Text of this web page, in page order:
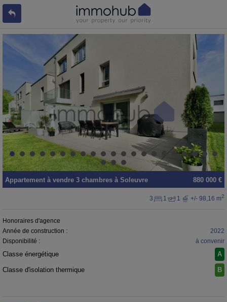
880 000 €
Appartement à vendre 3 chambres à Soleuvre
3 1 1 +/- 98,16 m2
Honoraires d'agence
Année de construction :
2022
Disponibilité :
à convenir
Classe énergétique A
Classe d'isolation thermique B